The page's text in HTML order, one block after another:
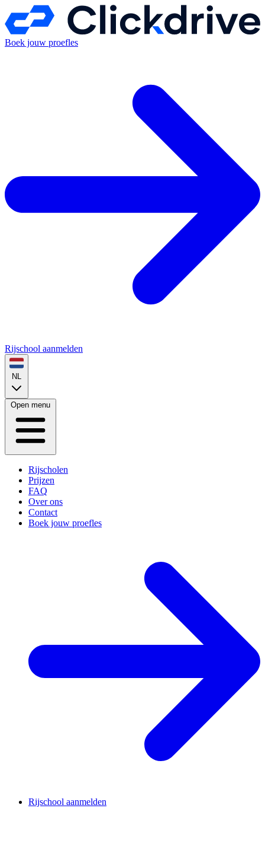
Boek jouw proefles
Rijschool aanmelden
NL
Open menu
Rijscholen
Prijzen
FAQ
Over ons
Contact
Boek jouw proefles
Rijschool aanmelden